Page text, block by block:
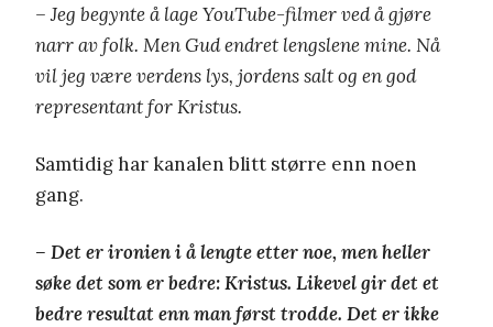
– Jeg begynte å lage YouTube-filmer ved å gjøre
narr av folk. Men Gud endret lengslene mine. Nå
vil jeg være verdens lys, jordens salt og en god
representant for Kristus.
Samtidig har kanalen blitt større enn noen
gang.
– Det er ironien i å lengte etter noe, men heller
søke det som er bedre: Kristus. Likevel gir det et
bedre resultat enn man først trodde. Det er ikke